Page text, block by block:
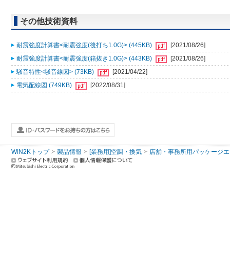
その他技術資料
耐震強度計算書<耐震強度(後打ち1.0G)> (445KB)
[2021/08/26]
耐震強度計算書<耐震強度(箱抜き1.0G)> (443KB)
[2021/08/26]
騒音特性<騒音線図> (73KB)
[2021/04/22]
電気配線図 (749KB)
[2022/08/31]
WIN2Kトップ 製品情報 [業務用]空調・換気 店舗・事務所用パッケージ